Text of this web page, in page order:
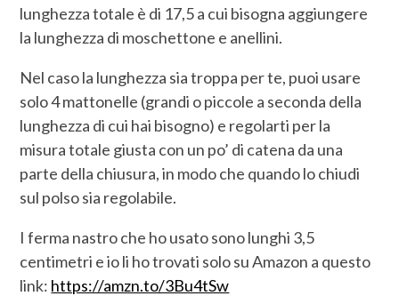
lunghezza totale è di 17,5 a cui bisogna aggiungere
la lunghezza di moschettone e anellini.
Nel caso la lunghezza sia troppa per te, puoi usare
solo 4 mattonelle (grandi o piccole a seconda della
lunghezza di cui hai bisogno) e regolarti per la
misura totale giusta con un po’ di catena da una
parte della chiusura, in modo che quando lo chiudi
sul polso sia regolabile.
I ferma nastro che ho usato sono lunghi 3,5
centimetri e io li ho trovati solo su Amazon a questo
link: https://amzn.to/3Bu4tSw